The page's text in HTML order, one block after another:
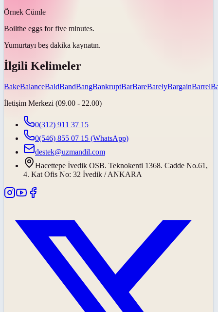
Örnek Cümle
Boilthe eggs for five minutes.
Yumurtayı beş dakika kaynatın.
İlgili Kelimeler
BakeBalanceBaldBandBangBankruptBarBareBarelyBargainBarrel
İletişim Merkezi (09.00 - 22.00)
0(312) 911 37 15
0(546) 855 07 15 (WhatsApp)
destek@uzmandil.com
Hacettepe İvedik OSB. Teknokenti 1368. Cadde No.61,
4. Kat Ofis No: 32 İvedik / ANKARA